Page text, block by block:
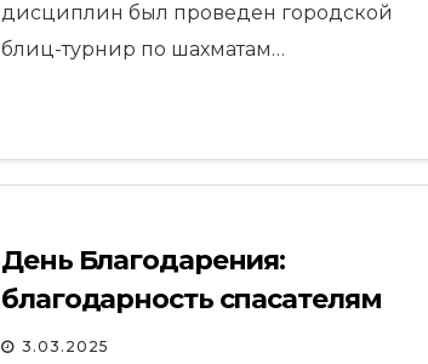
дисциплин был проведен городской
блиц-турнир по шахматам…
День Благодарения:
благодарность спасателям
Пожарной части №5
3.03.2025